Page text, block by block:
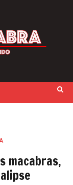
macabras,